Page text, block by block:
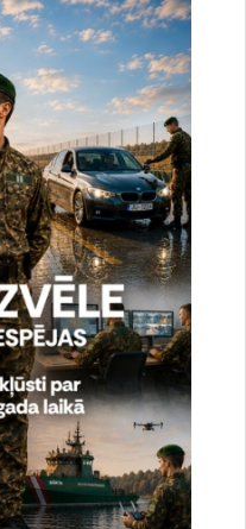
organizētas
mācības
robežas un
robežas un